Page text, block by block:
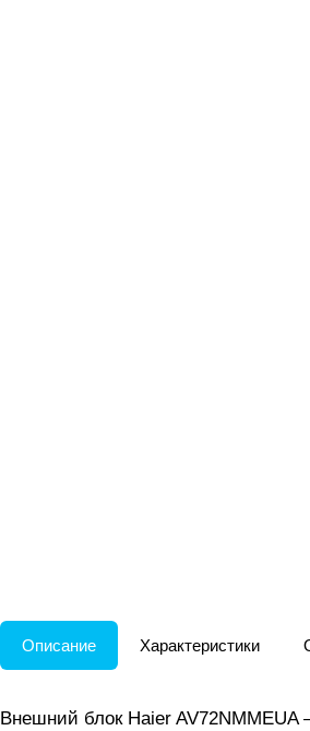
Описание Характеристики
Внешний блок Haier